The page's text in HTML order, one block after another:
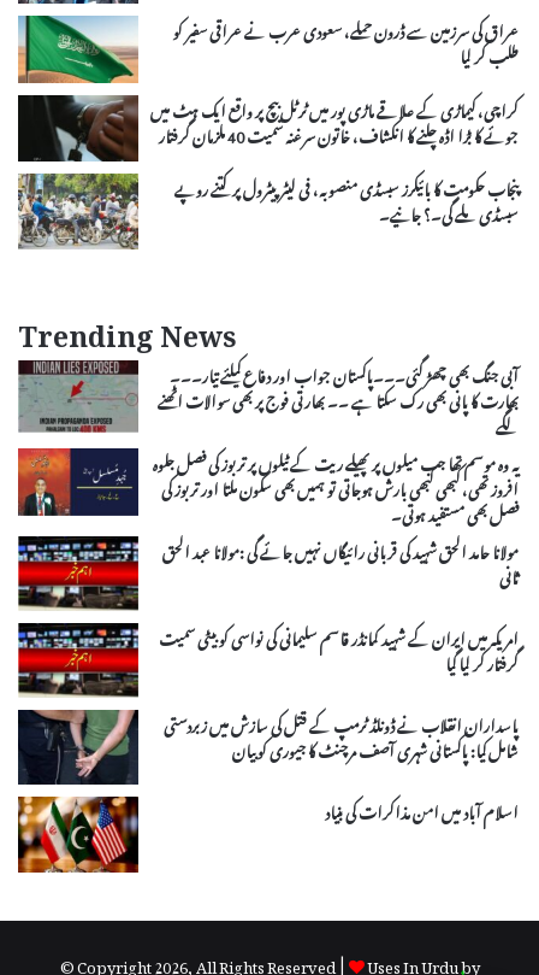
عراق کی سرزمین سے ڈرون حملے، سعودی عرب نے عراقی سفیر کو
طلب کر لیا
کراچی، کیماڑی کے علاقے ماڑی پور میں ٹرٹل بیچ پر واقع ایک ہٹ میں
جوئے کا بڑا اڈہ چلنے کا انکشاف، خاتون سرغنہ سمیت 40 ملزمان گرفتار
پنجاب حکومت کا بائیکرز سبسڈی منصوبہ، فی لیٹر پیٹرول پر کتنے روپے
سبسڈی ملے گی۔؟ جانیے۔
Trending News
آبی جنگ بھی چھڑ گئی۔۔۔پاکستان جواب اور دفاع کیلئے تیار۔۔۔
بھارت کا پانی بھی رک سکتا ہے ۔۔ بھارتی فوج پر بھی سوالات اٹھنے
لگے
یہ وہ موسم تھا جب میلوں پر پھیلے ریت کے ٹیلوں پر تربوز کی فصل جلوہ
افروز تھی، کبھی کبھی بارش ہوجاتی تو ہمیں بھی سکون ملتا اور تربوز کی
فصل بھی مستفید ہوتی۔
مولانا حامد الحق شہید کی قربانی رائیگاں نہیں جائے گی :مولانا عبد الحق
ثانی
امریکہ میں ایران کے شہید کمانڈر قاسم سلیمانی کی نواسی کو بیٹی سمیت
گرفتار کر لیا گیا
پاسداران انقلاب نے ڈونلڈ ٹرمپ کے قتل کی سازش میں زبردستی
شامل کیا: پاکستانی شہری آصف مرچنٹ کا جیوری کو بیان
اسلام آباد میں امن مذاکرات کی بنیاد
© Copyright 2026, All Rights Reserved | Uses In Urdu by